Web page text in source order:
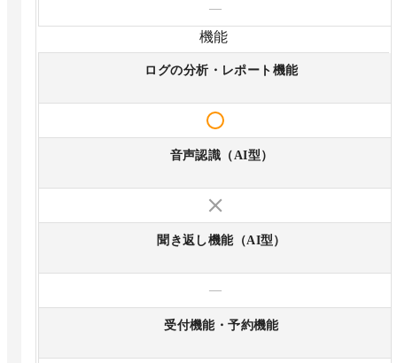
—
機能
ログの分析・レポート機能
音声認識（AI型）
聞き返し機能（AI型）
—
受付機能・予約機能